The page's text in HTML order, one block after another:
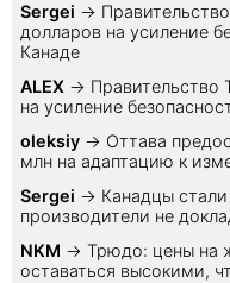
Sеrgei →
долларов на усиление
Канаде
ALEX → Правительство
на усиление
oleksiy → Оттава
млн на адаптацию к
Sеrgei → Канадцы
производители не
NKM → Трюдо: цены на
оставаться высокими,